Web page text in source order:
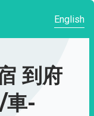
English
到府
車-